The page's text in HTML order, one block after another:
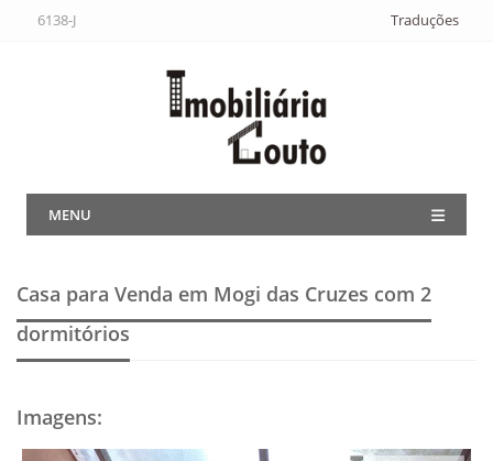
6138-J Traduções
MENU
Casa para Venda em Mogi das Cruzes com 2
dormitórios
Imagens: